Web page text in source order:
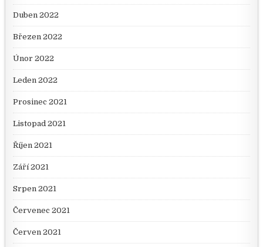
Duben 2022
Březen 2022
Únor 2022
Leden 2022
Prosinec 2021
Listopad 2021
Říjen 2021
Září 2021
Srpen 2021
Červenec 2021
Červen 2021